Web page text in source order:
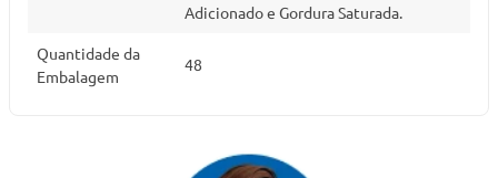
Adicionado e Gordura Saturada.
Quantidade da
Embalagem
48